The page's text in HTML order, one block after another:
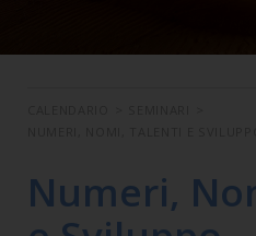
Numeri,